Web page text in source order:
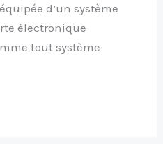
d’un système
électronique
tout système